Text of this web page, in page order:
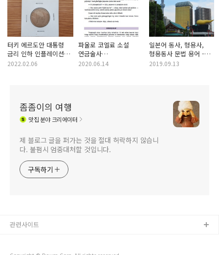
터키 에르도안 대통령
금리 인하 인플레이션
사태와 터키 10만 리라
2022.02.06
파울로 코엘료 소설
연금술사
투르크메니스탄
2020.06.14
일본어 동사, 형용사,
형용동사 문법 용어 -
미연형, 연용형, 종지형,
2019.09.13
좀좀이의 여행
맛집분야 크리에이터
제 블로그 글을 퍼가는 것을 절대 허락하지 않습니
다. 불펌시 엄중대처할 것입니다.
구독하기
관련사이트